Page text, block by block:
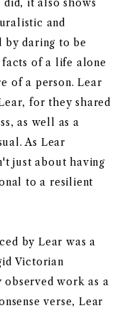
it also shows
and
by daring to be
of a life alone
of a person. Lear
for they shared
as well as a
As Lear
just about having
to a resilient
by Lear was a
Victorian
work as a
verse, Lear